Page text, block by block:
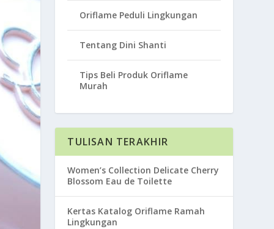
Oriflame Peduli Lingkungan
Tentang Dini Shanti
Tips Beli Produk Oriflame
Murah
TULISAN TERAKHIR
Women’s Collection Delicate Cherry
Blossom Eau de Toilette
Kertas Katalog Oriflame Ramah
Lingkungan